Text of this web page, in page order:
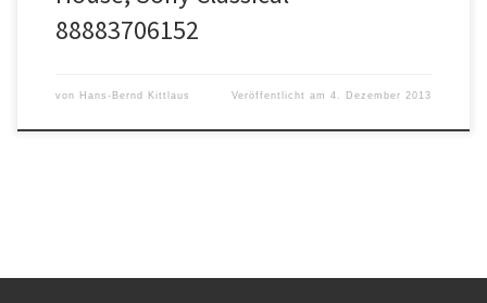
88883706152
von Hans-Bernd Kittlaus Veröffentlicht am4. Dezember 2013